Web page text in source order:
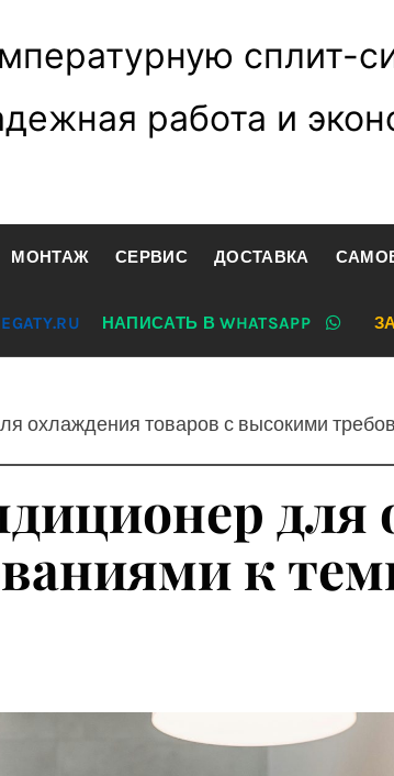
сплит-
работа и
МОНТАЖ СЕРВИС ДОСТАВКА
НАПИСАТЬ В WHATSAPP
охлаждения товаров с высокими
для
к